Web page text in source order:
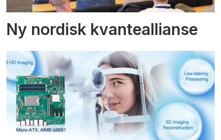
Ny nordisk kvanteallianse